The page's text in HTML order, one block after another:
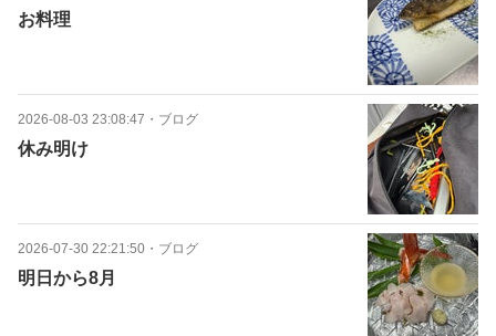
お料理
2026-08-03 23:08:47 ・ ブログ
休み明け
2026-07-30 22:21:50 ・ ブログ
明日から8月